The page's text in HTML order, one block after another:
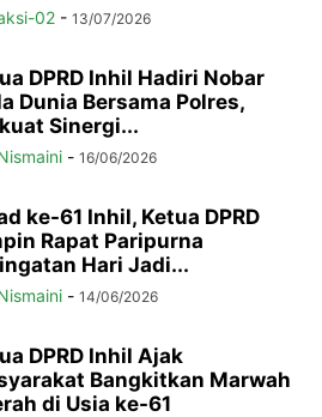
02 - 13/07/2026
DPRD Inhil Hadiri Nobar
Dunia Bersama Polres,
Sinergi...
- 16/06/2026
ke-61 Inhil, Ketua DPRD
Rapat Paripurna
Hari Jadi...
- 14/06/2026
DPRD Inhil Ajak
Bangkitkan Marwah
di Usia ke-61